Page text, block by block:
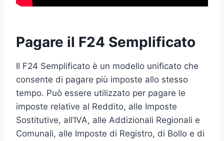
Pagare il F24 Semplificato
Il F24 Semplificato è un modello unificato che
consente di pagare più imposte allo stesso
tempo. Può essere utilizzato per pagare le
imposte relative al Reddito, alle Imposte
Sostitutive, all’IVA, alle Addizionali Regionali e
Comunali, alle Imposte di Registro, di Bollo e di